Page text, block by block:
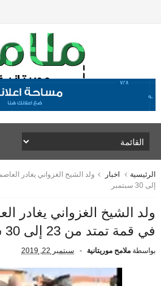
الرئيسية اخبار
إلى 30 سبتمبر
ولد الشيخ الغزواني يغادر
في قمة تمتد من 23 إلى 30 سبتمبر
بواسطة ملامح موريتانية سبتمبر 22, 2019